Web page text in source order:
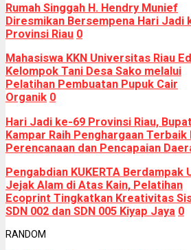
Rumah Singgah H. Hendry Munief
Diresmikan Bersempena Hari Jadi
Provinsi Riau 0
Mahasiswa KKN Universitas Riau
Kelompok Tani Desa Sako melalui
Pelatihan Pembuatan Pupuk Cair
Organik 0
Hari Jadi ke-69 Provinsi Riau,
Kampar Raih Penghargaan Terbaik
Perencanaan dan Pencapaian
Pengabdian KUKERTA Berdampak
Jejak Alam di Atas Kain, Pelatihan
Ecoprint Tingkatkan Kreativitas
SDN 002 dan SDN 005 Kiyap Jaya 0
RANDOM